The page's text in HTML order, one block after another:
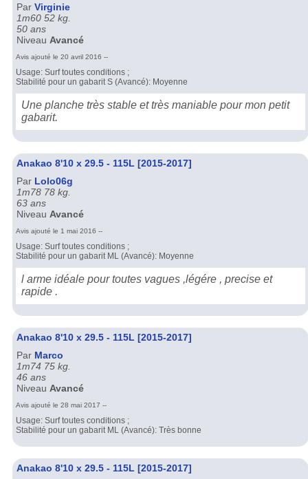
Par Virginie
1m60 52 kg.
50 ans
Niveau Avancé
Avis ajouté le 20 avril 2016 --
Usage: Surf toutes conditions ;
Stabilité pour un gabarit S (Avancé): Moyenne
Une planche très stable et très maniable pour mon petit
gabarit.
Anakao 8'10 x 29.5 - 115L [2015-2017]
Par Lolo06g
1m78 78 kg.
63 ans
Niveau Avancé
Avis ajouté le 1 mai 2016 --
Usage: Surf toutes conditions ;
Stabilité pour un gabarit ML (Avancé): Moyenne
l arme idéale pour toutes vagues ,légére , precise et
rapide .
Anakao 8'10 x 29.5 - 115L [2015-2017]
Par Marco
1m74 75 kg.
46 ans
Niveau Avancé
Avis ajouté le 28 mai 2017 --
Usage: Surf toutes conditions ;
Stabilité pour un gabarit ML (Avancé): Très bonne
Anakao 8'10 x 29.5 - 115L [2015-2017]